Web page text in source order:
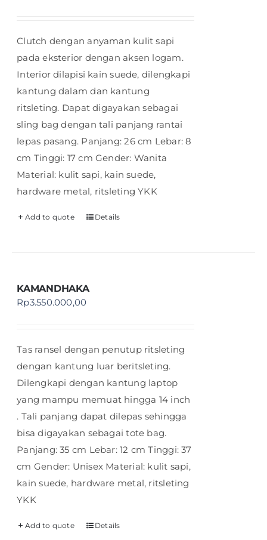
Clutch dengan anyaman kulit sapi
pada eksterior dengan aksen logam.
Interior dilapisi kain suede, dilengkapi
kantung dalam dan kantung
ritsleting. Dapat digayakan sebagai
sling bag dengan tali panjang rantai
lepas pasang. Panjang: 26 cm Lebar: 8
cm Tinggi: 17 cm Gender: Wanita
Material: kulit sapi, kain suede,
hardware metal, ritsleting YKK
Add to quote Details
KAMANDHAKA
Rp3.550.000,00
Tas ransel dengan penutup ritsleting
dengan kantung luar beritsleting.
Dilengkapi dengan kantung laptop
yang mampu memuat hingga 14 inch
. Tali panjang dapat dilepas sehingga
bisa digayakan sebagai tote bag.
Panjang: 35 cm Lebar: 12 cm Tinggi: 37
cm Gender: Unisex Material: kulit sapi,
kain suede, hardware metal, ritsleting
YKK
Add to quote Details